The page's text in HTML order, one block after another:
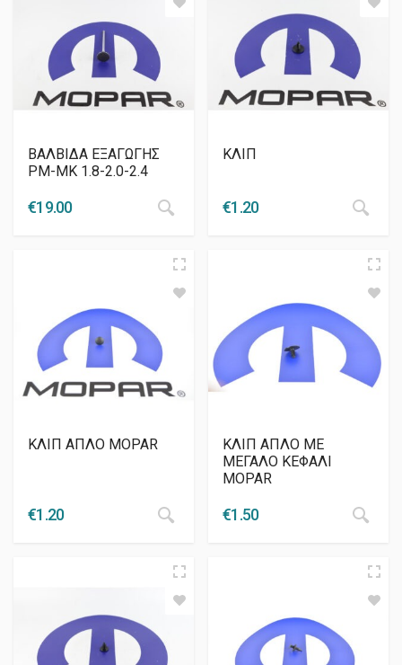
ΒΑΛΒΙΔΑ ΕΞΑΓΩΓΗΣ
PM-ΜΚ 1.8-2.0-2.4
€19.00
ΚΛΙΠ
€1.20
ΚΛΙΠ ΑΠΛΟ MOPAR
€1.20
ΚΛΙΠ ΑΠΛΟ ΜΕ
ΜΕΓΑΛΟ ΚΕΦΑΛΙ
MOPAR
€1.50